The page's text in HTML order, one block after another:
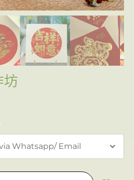
坊